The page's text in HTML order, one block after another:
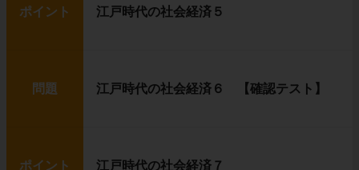
ポイント 江戸時代の社会経済５
問題 江戸時代の社会経済６ 【確認テスト】
ポイント 江戸時代の社会経済７